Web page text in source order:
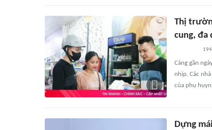
Thị
cung, đa
Càng gần
nhịp. Các
của phụ
Dựng